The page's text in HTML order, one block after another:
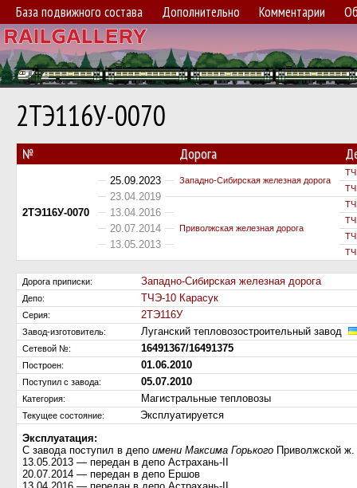
База подвижного состава Дополнительно Комментарии
2ТЭ116У-0070
№ Дорога
2ТЭ116У-0070
25.09.2023 Западно-Сибирская железная дорога
23.04.2019
13.04.2016
Приволжская железная дорога
20.07.2014
13.05.2013
Дорога приписки: Западно-Сибирская железная дорога
Депо: ТЧЭ-10 Карасук
Серия: 2ТЭ116У
Завод-изготовитель: Луганский тепловозостроительный завод
Сетевой №: 16491367/16491375
Построен: 01.06.2010
Поступил c завода: 05.07.2010
Категория: Магистральные тепловозы
Текущее состояние:
Эксплуатируется
Эксплуатация:
С завода поступил в депо имени Максима Горького Приволжской
13.05.2013 — передан в депо Астрахань-II
20.07.2014 — передан в депо Ершов